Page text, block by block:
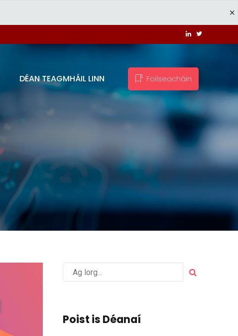
Foilseacháin
DÉAN TEAGMHÁIL LINN
Poist is Déanaí